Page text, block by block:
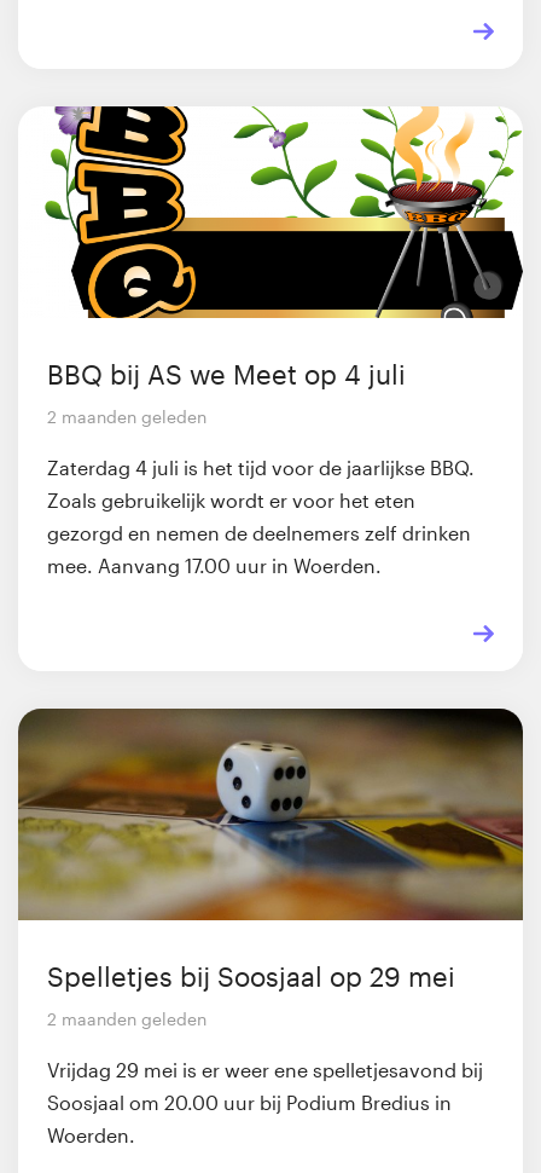
BBQ bij AS we Meet op 4 juli
2 maanden geleden
Zaterdag 4 juli is het tijd voor de jaarlijkse BBQ.
Zoals gebruikelijk wordt er voor het eten
gezorgd en nemen de deelnemers zelf drinken
mee. Aanvang 17.00 uur in Woerden.
Spelletjes bij Soosjaal op 29 mei
2 maanden geleden
Vrijdag 29 mei is er weer ene spelletjesavond bij
Soosjaal om 20.00 uur bij Podium Bredius in
Woerden.